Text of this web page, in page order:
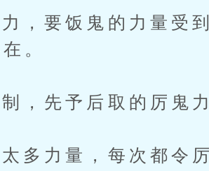
要饭鬼的力量受到
。
先予后取的厉鬼力
力量，每次都令厉